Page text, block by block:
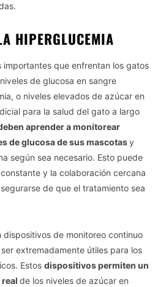
HIPERGLUCEMIA
importantes que enfrentan los gatos
de glucosa en sangre
o niveles elevados de azúcar en
para la salud del gato a largo
aprender a monitorear
de glucosa de sus mascotasy
según sea necesario. Esto puede
y la colaboración cercana
de que el tratamiento sea
dispositivos de monitoreo continuo
extremadamente útiles para los
Estos dispositivos permiten un
de los niveles de azúcar en